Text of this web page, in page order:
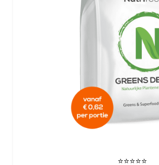
⭐️⭐️⭐️⭐️⭐️